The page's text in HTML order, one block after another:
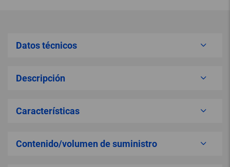
Datos técnicos
Descripción
Características
Contenido/volumen de suministro